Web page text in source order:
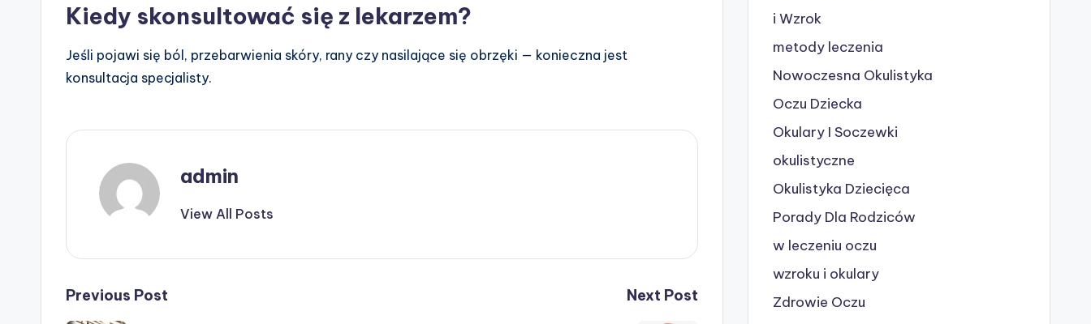
Kiedy skonsultować się z lekarzem?
Jeśli pojawi się ból, przebarwienia skóry, rany czy nasilające się obrzęki — konieczna jest
konsultacja specjalisty.
admin
View All Posts
Post
Previous Post Next Post
i Wzrok
metody leczenia
Nowoczesna Okulistyka
Oczu Dziecka
Okulary I Soczewki
okulistyczne
Okulistyka Dziecięca
Porady Dla Rodziców
w leczeniu oczu
wzroku i okulary
Zdrowie Oczu